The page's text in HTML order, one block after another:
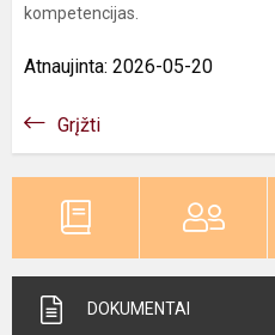
kompetencijas.
Atnaujinta: 2026-05-20
Grįžti
DOKUMENTAI